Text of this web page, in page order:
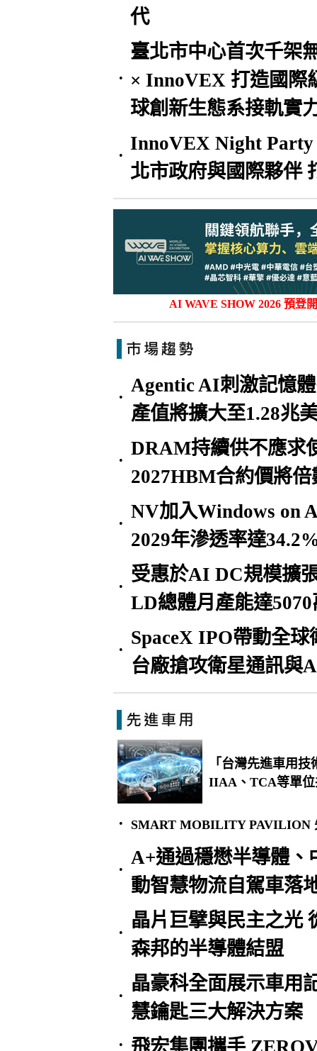
代
•
臺北市中心首次千
× InnoVEX 打造國
球創新生態系接軌實
•
InnoVEX Night Party
北市政府與國際夥伴
AI WAVE SHOW 2026 預登
•
Agentic AI刺激記憶
產值將擴大至1.28兆
•
DRAM持續供不應求
2027HBM合約價將倍
•
NV加入Windows on
2029年滲透率達
•
受惠於AI DC規模擴
LD總體月產能達5070
•
SpaceX IPO帶動全
台廠搶攻衛星通訊與
「台灣先進車用
IIAA、TCA等單位
• SMART MOBILITY PAVILION
•
A+通過穩懋半導體、
動智慧物流自駕車落
•
晶片巨擘與民主之光
森邦的半導體結盟
•
晶豪科全面展示車用
慧鑰匙三大解決方案
• 飛宏集團攜手